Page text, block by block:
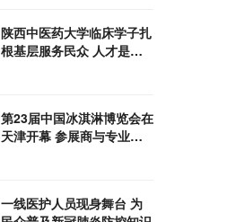
陕西中医药大学临床学子扎
根基层服务民众 人才是健
第23届中国冰淇淋博览会在
天津开幕 参展商与专业观
一线医护人员现身舞台 为